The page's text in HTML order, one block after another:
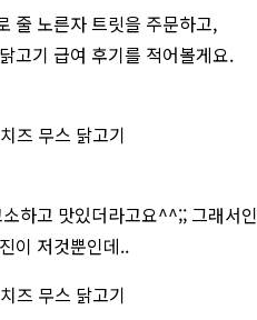
줄 노른자 트릿을 주문하고,
고기 급여 후기를 적어볼게요.
하고 맛있더라고요^^;; 그래서
이 저것뿐인데..